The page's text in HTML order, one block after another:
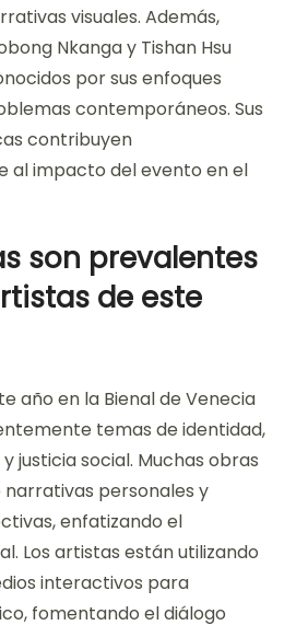
visuales. Además,
Nkanga y Tishan Hsu
por sus enfoques
contemporáneos. Sus
contribuyen
al impacto del evento en el
son prevalentes
de este
año en la Bienal de Venecia
temas de identidad,
justicia social. Muchas obras
personales y
enfatizando el
Los artistas están utilizando
interactivos para
fomentando el diálogo